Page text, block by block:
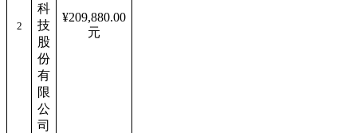
2
科
技
股
份
有
限
公
司
¥209,880.00
元